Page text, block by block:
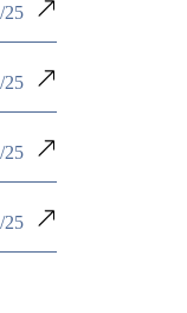
25
25
25
25